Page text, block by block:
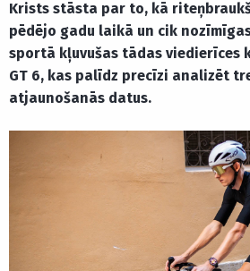
Krists stāsta par to, kā
pēdējo gadu laikā un cik
sportā kļuvušas tādas viedierīces
GT 6, kas palīdz precīzi analizēt
atjaunošanās datus.